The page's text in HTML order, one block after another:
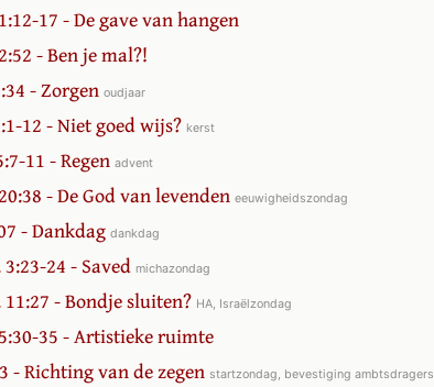
17 - De gave van hangen
- Ben je mal?!
- Zorgen oudjaar
12 - Niet goed wijs? kerst
11 - Regen advent
- De God van levenden eeuwigheidszondag
- Dankdag dankdag
3:23-24 - Saved michazondag
11:27 - Bondje sluiten? HA, Israëlzondag
35 - Artistieke ruimte
- Richting van de zegen startzondag, bevestiging ambtsdragers